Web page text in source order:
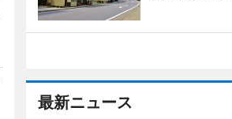
最新ニュース